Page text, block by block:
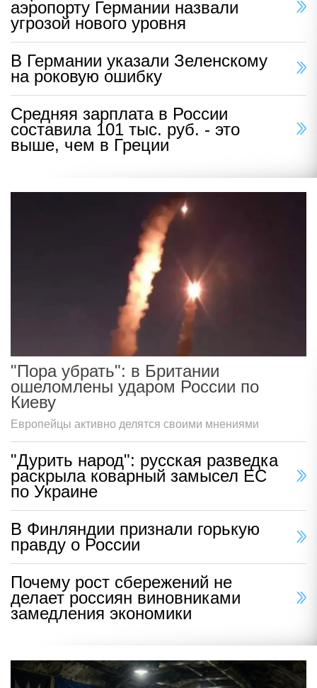
аэропорту Германии назвали
угрозой нового уровня
В Германии указали Зеленскому
на роковую ошибку
Средняя зарплата в России
составила 101 тыс. руб. - это
выше, чем в Греции
"Пора убрать": в Британии
ошеломлены ударом России по
Киеву
Европейцы активно делятся своими мнениями
"Дурить народ": русская разведка
раскрыла коварный замысел ЕС
по Украине
В Финляндии признали горькую
правду о России
Почему рост сбережений не
делает россиян виновниками
замедления экономики